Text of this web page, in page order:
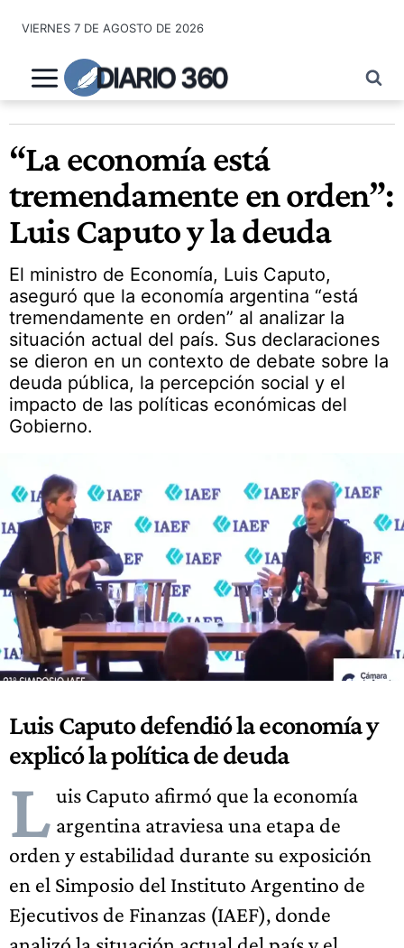
contenido
VIERNES 7 DE AGOSTO DE 2026
DIARIO 360
“La economía está
tremendamente en orden”:
Luis Caputo y la deuda
El ministro de Economía, Luis Caputo,
aseguró que la economía argentina “está
tremendamente en orden” al analizar la
situación actual del país. Sus declaraciones
se dieron en un contexto de debate sobre la
deuda pública, la percepción social y el
impacto de las políticas económicas del
Gobierno.
Luis Caputo defendió la economía y
explicó la política de deuda
L uis Caputo afirmó que la economía
argentina atraviesa una etapa de
orden y estabilidad durante su exposición
en el Simposio del Instituto Argentino de
Ejecutivos de Finanzas (IAEF), donde